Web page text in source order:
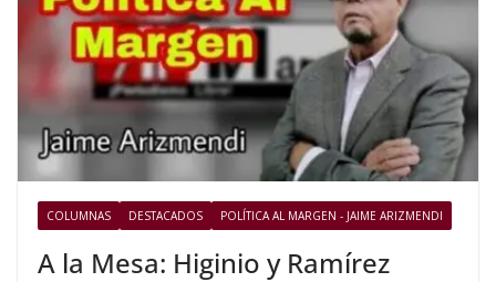
COLUMNAS DESTACADOS POLÍTICA AL MARGEN - JAIME ARIZMENDI
A la Mesa: Higinio y Ramírez